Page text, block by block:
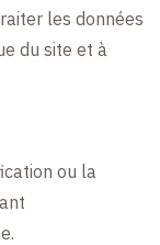
les données
du site et à
ou la